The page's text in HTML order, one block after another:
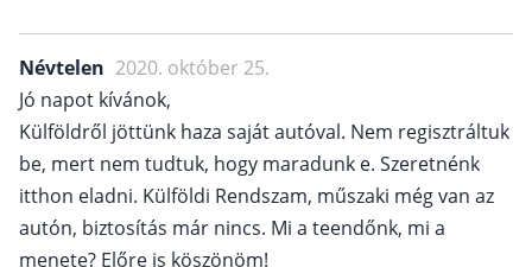
Névtelen 2020. október 25.
Jó napot kívánok,
Külföldről jöttünk haza saját autóval. Nem regisztráltuk
be, mert nem tudtuk, hogy maradunk e. Szeretnénk
itthon eladni. Külföldi Rendszam, műszaki még van az
autón, biztosítás már nincs. Mi a teendőnk, mi a
menete? Előre is köszönöm!